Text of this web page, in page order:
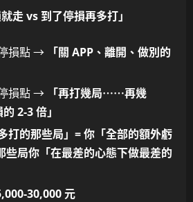
走 vs 到了停損再多打」
損點 →
「關 APP、離開、做別的
損點 →
「再打幾局⋯⋯再幾
2-3 倍」
打的那些局」= 你 「全部的額外虧
些局你 「在最差的心態下做最差的
30,000 元